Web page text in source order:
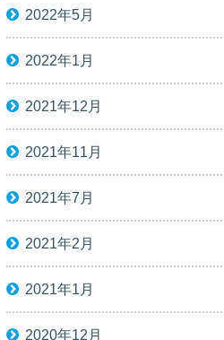
2022年5月
2022年1月
2021年12月
2021年11月
2021年7月
2021年2月
2021年1月
2020年12月